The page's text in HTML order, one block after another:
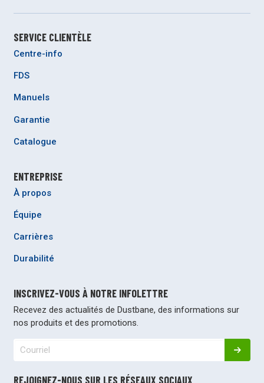
SERVICE CLIENTÈLE
Centre-info
FDS
Manuels
Garantie
Catalogue
ENTREPRISE
À propos
Équipe
Carrières
Durabilité
INSCRIVEZ-VOUS À NOTRE INFOLETTRE
Recevez des actualités de Dustbane, des informations sur
nos produits et des promotions.
REJOIGNEZ-NOUS SUR LES RÉSEAUX SOCIAUX